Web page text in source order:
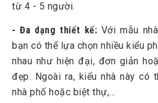
từ 4 - 5 người.
- Đa dạng thiết kế: Với mẫu
bạn có thể lựa chọn nhiều kiểu
nhau như hiện đại, đơn giản
đẹp. Ngoài ra, kiểu nhà này có
nhà phố hoặc biệt thự,...